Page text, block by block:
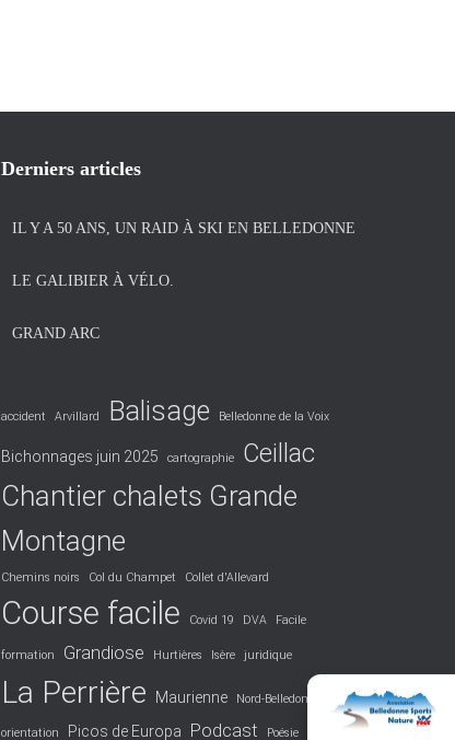
Derniers articles
IL Y A 50 ANS, UN RAID À SKI EN BELLEDONNE
LE GALIBIER À VÉLO.
GRAND ARC
accident Arvillard Balisage Belledonne de la Voix
Bichonnages juin 2025 cartographie Ceillac
Chantier chalets Grande
Montagne
Chemins noirs Col du Champet Collet d'Allevard
Course facile Covid 19 DVA Facile
formation Grandiose Hurtières Isère juridique
La Perrière Maurienne Nord-Belledonne
orientation Picos de Europa Podcast Poésie